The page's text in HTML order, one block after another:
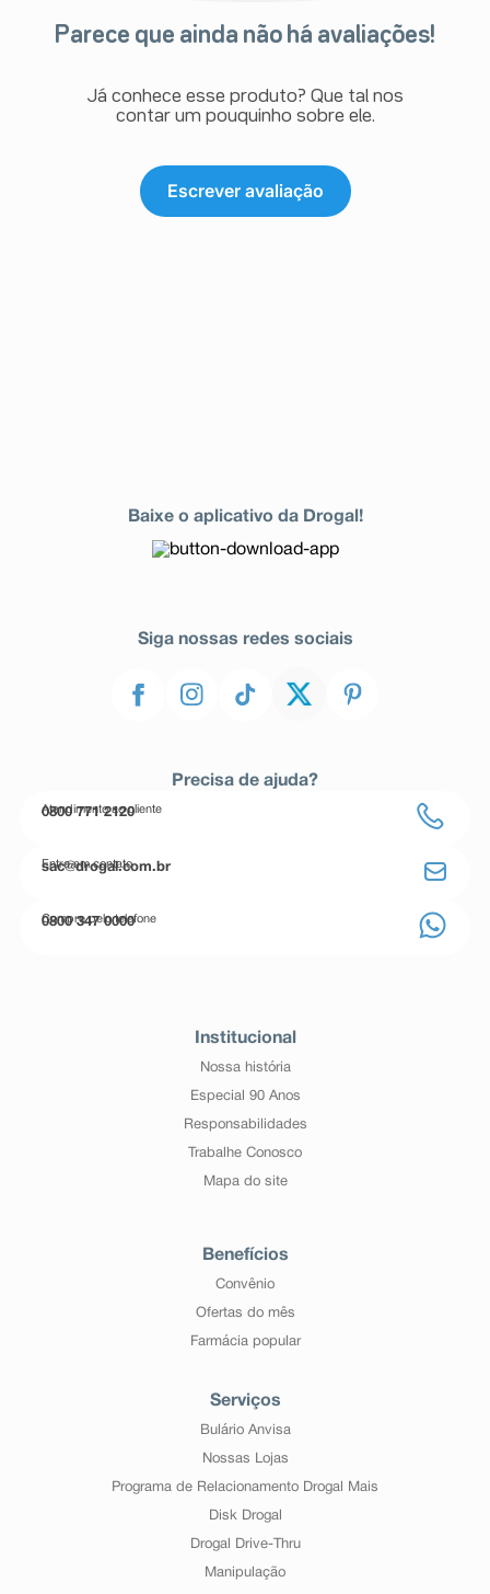
Parece que ainda não há avaliações!
Já conhece esse produto? Que tal nos
contar um pouquinho sobre ele.
Escrever avaliação
Baixe o aplicativo da Drogal!
Siga nossas redes sociais
Precisa de ajuda?
Atendimento ao cliente
0800 771 2120
Entre em contato
sac@drogal.com.br
Compre pelo telefone
0800 347 0000
Institucional
Nossa história
Especial 90 Anos
Responsabilidades
Trabalhe Conosco
Mapa do site
Benefícios
Convênio
Ofertas do mês
Farmácia popular
Serviços
Bulário Anvisa
Nossas Lojas
Programa de Relacionamento Drogal Mais
Disk Drogal
Drogal Drive-Thru
Manipulação